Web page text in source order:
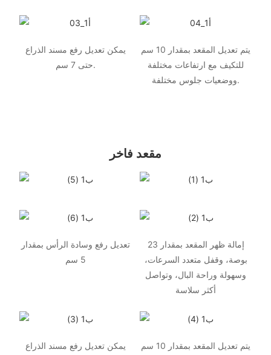
يمكن تعديل رفع مسند الذراع
حتى 7 سم.
يتم تعديل المقعد بمقدار 10 سم
للتكيف مع ارتفاعات مختلفة
ووضعيات جلوس مختلفة.
مقعد فاخر
تعديل رفع وسادة الرأس بمقدار
5 سم
إمالة ظهر المقعد بمقدار 23
بوصة، وقفل متعدد السرعات،
وسهولة وراحة البال، وتواصل
أكثر سلاسة
يمكن تعديل رفع مسند الذراع
يتم تعديل المقعد بمقدار 10 سم